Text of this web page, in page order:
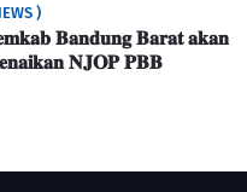
)
𝐁𝐚𝐧𝐝𝐮𝐧𝐠 𝐁𝐚𝐫𝐚𝐭 𝐚𝐤𝐚𝐧
𝐍𝐉𝐎𝐏 𝐏𝐁𝐁